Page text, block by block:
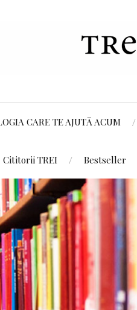
CARE TE AJUTĂ ACUM
Cititorii TREI Bestseller